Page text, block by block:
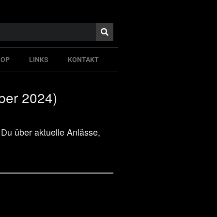
LINKS KONTAKT
2024)
über aktuelle Anlässe,